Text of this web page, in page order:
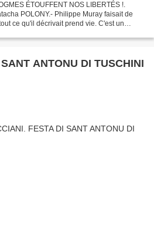
ÉTOUFFENT NOS LIBERTÉS !.
POLONY.- Philippe Muray faisait de
ce qu'il décrivait prend vie. C'est un